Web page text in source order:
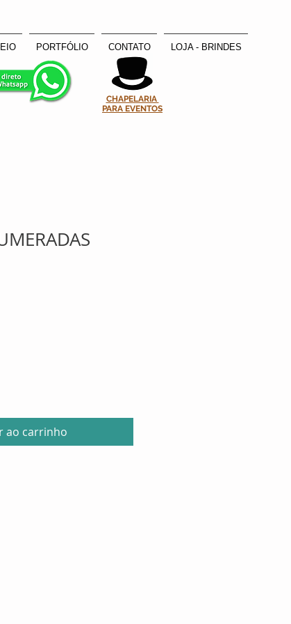
PORTFÓLIO CONTATO LOJA - BRINDES
CHAPELARIA
PARA EVENTOS
ao carrinho